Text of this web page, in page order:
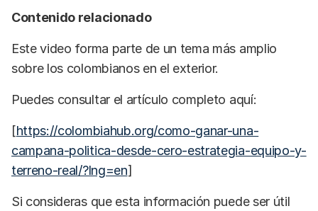
Contenido relacionado
Este video forma parte de un tema más amplio
sobre los colombianos en el exterior.
Puedes consultar el artículo completo aquí:
[https://colombiahub.org/como-ganar-una-
campana-politica-desde-cero-estrategia-equipo-y-
terreno-real/?lng=en]
Si consideras que esta información puede ser útil